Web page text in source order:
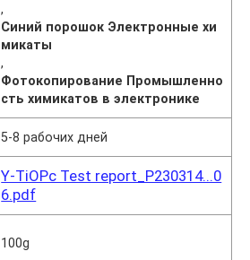
,
Синий порошок Электронные хи
микаты
,
Фотокопирование Промышленно
сть химикатов в электронике
5-8 рабочих дней
Y-TiOPc Test report_P230314...0
6.pdf
100g